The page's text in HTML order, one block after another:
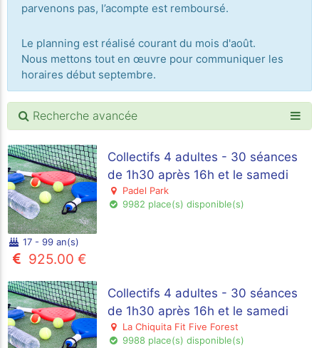
parvenons pas, l’acompte est remboursé.
Le planning est réalisé courant du mois d'août.
Nous mettons tout en œuvre pour communiquer les
horaires début septembre.
Recherche avancée
Collectifs 4 adultes - 30 séances
de 1h30 après 16h et le samedi
Padel Park
9982 place(s) disponible(s)
17 - 99 an(s)
925.00 €
Collectifs 4 adultes - 30 séances
de 1h30 après 16h et le samedi
La Chiquita Fit Five Forest
9988 place(s) disponible(s)